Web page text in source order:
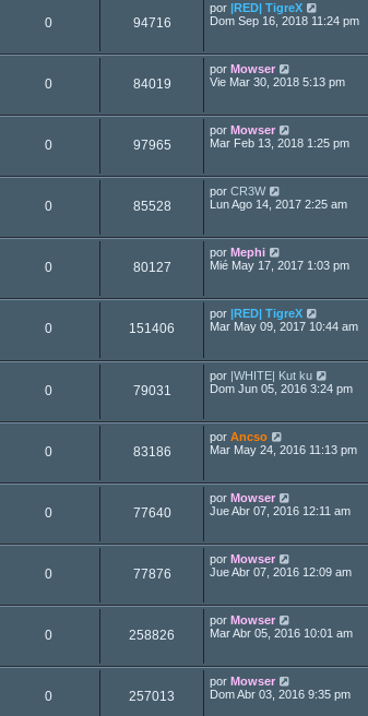
0 94716
por
|RED| TigreX
Dom Sep 16, 2018 11:24 pm
0 84019
por Mowser
Vie Mar 30, 2018 5:13 pm
0 97965
por Mowser
Mar Feb 13, 2018 1:25 pm
0 85528
por CR3W
Lun Ago 14, 2017 2:25 am
0 80127
por Mephi
Mié May 17, 2017 1:03 pm
0 151406
por
|RED| TigreX
Mar May 09, 2017 10:44 am
0 79031
por |WHITE| Kut ku
Dom Jun 05, 2016 3:24 pm
0 83186
por Ancso
Mar May 24, 2016 11:13 pm
0 77640
por Mowser
Jue Abr 07, 2016 12:11 am
0 77876
por Mowser
Jue Abr 07, 2016 12:09 am
0 258826
por Mowser
Mar Abr 05, 2016 10:01 am
0 257013
por Mowser
Dom Abr 03, 2016 9:35 pm